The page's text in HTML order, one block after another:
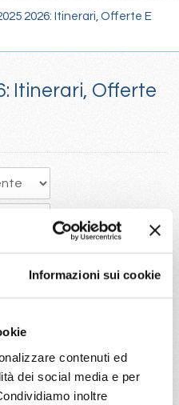
Informazioni sui cookie
contenuti ed
dei social media e per
inoltre
2026: Itinerari, Offerte E
Itinerari, Offerte
con la scelta della migliore
2025 con Costa e Mc